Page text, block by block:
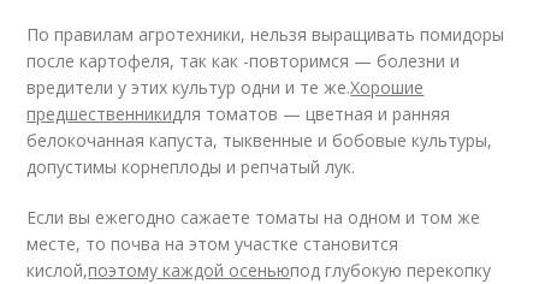
По правилам агротехники, нельзя выращивать помидоры
после картофеля, так как -повторимся — болезни и
вредители у этих культур одни и те же.Хорошие
предшественникидля томатов — цветная и ранняя
белокочанная капуста, тыквенные и бобовые культуры,
допустимы корнеплоды и репчатый лук.
Если вы ежегодно сажаете томаты на одном и том же
месте, то почва на этом участке становится
кислой,поэтому каждой осеньюпод глубокую перекопку